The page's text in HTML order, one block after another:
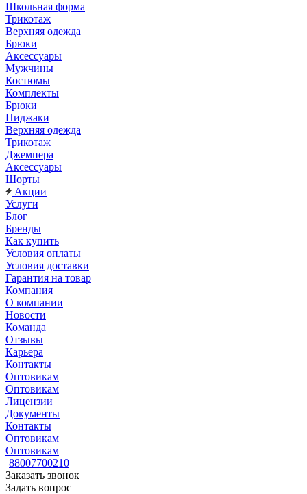
Школьная форма
Трикотаж
Верхняя одежда
Брюки
Аксессуары
Мужчины
Костюмы
Комплекты
Брюки
Пиджаки
Верхняя одежда
Трикотаж
Джемпера
Аксессуары
Шорты
Акции
Услуги
Блог
Бренды
Как купить
Условия оплаты
Условия доставки
Гарантия на товар
Компания
О компании
Новости
Команда
Отзывы
Карьера
Контакты
Оптовикам
Оптовикам
Лицензии
Документы
Контакты
Оптовикам
Оптовикам
88007700210
Заказать звонок
Задать вопрос